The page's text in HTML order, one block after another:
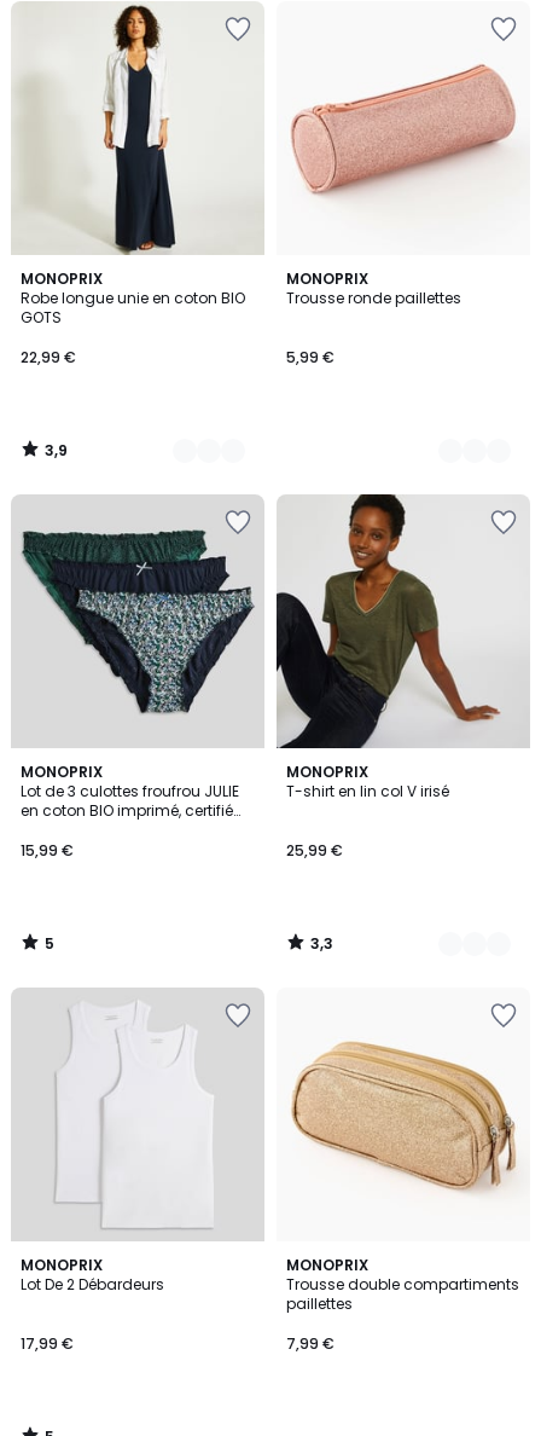
MONOPRIX
Robe longue unie en coton BIO
GOTS
22,99 €
3,9
/ 5
3
Couleurs
3,9
/
MONOPRIX
Trousse ronde paillettes
5,99 €
2
Couleurs
MONOPRIX
Lot de 3 culottes froufrou JULIE
en coton BIO imprimé, certifié
15,99 €
5
/
5
5
/
MONOPRIX
T-shirt en lin col V irisé
25,99 €
3,3
/ 5
4
Couleurs
3,3
/
MONOPRIX
Lot De 2 Débardeurs
17,99 €
5
/
MONOPRIX
Trousse double compartiments
paillettes
7,99 €